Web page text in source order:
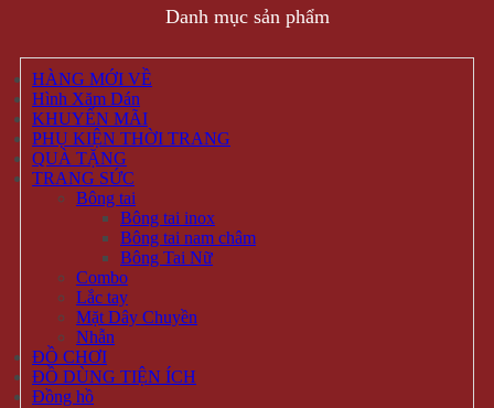
Danh mục sản phẩm
HÀNG MỚI VỀ
Hình Xăm Dán
KHUYẾN MÃI
PHỤ KIỆN THỜI TRANG
QUÀ TẶNG
TRANG SỨC
Bông tai
Bông tai inox
Bông tai nam châm
Bông Tai Nữ
Combo
Lắc tay
Mặt Dây Chuyền
Nhẫn
ĐỒ CHƠI
ĐỒ DÙNG TIỆN ÍCH
Đồng hồ